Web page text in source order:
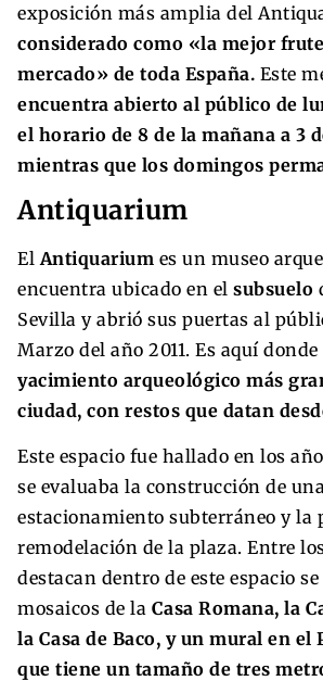
exposición más amplia del
considerado como «la mejor
mercado» de toda España. Este
encuentra abierto al público de
el horario de 8 de la mañana a 3
mientras que los domingos
Antiquarium
El Antiquarium es un museo
encuentra ubicado en el subsuelo
Sevilla y abrió sus puertas al
Marzo del año 2011. Es aquí
yacimiento arqueológico más
ciudad, con restos que datan
Este espacio fue hallado en los
se evaluaba la construcción de
estacionamiento subterráneo y la
remodelación de la plaza. Entre
destacan dentro de este espacio
mosaicos de la Casa Romana, la
la Casa de Baco, y un mural en el
que tiene un tamaño de tres